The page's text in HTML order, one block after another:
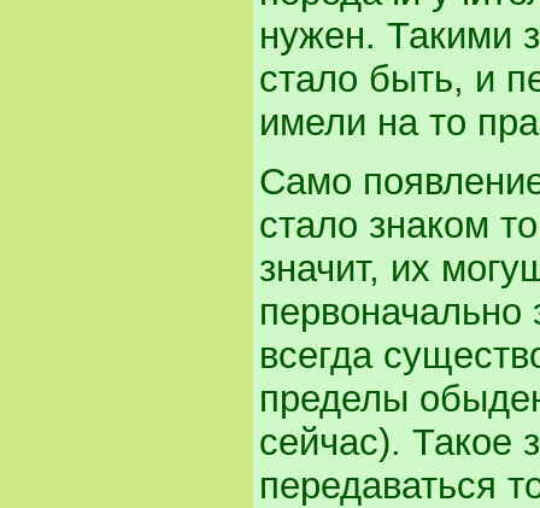
нужен. Такими
стало быть, и
имели на то
Само
стало знаком
значит, их
первоначально
всегда
пределы
сейчас). Такое
передаваться